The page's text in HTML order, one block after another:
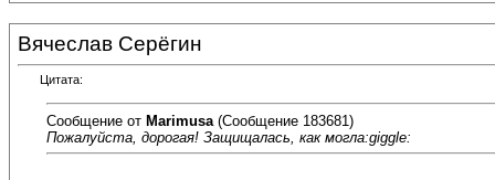
Вячеслав Серёгин
Цитата:
Сообщение от Marimusa (Сообщение 183681)
Пожалуйста, дорогая! Защищалась, как могла:giggle: